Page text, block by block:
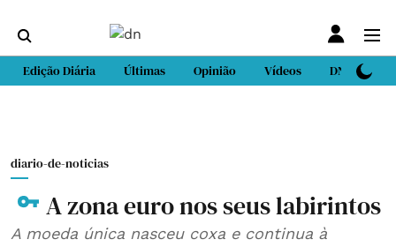
Edição Diária Últimas Opinião Vídeos DN Sport
diario-de-noticias
A zona euro nos seus labirintos
A moeda única nasceu coxa e continua à